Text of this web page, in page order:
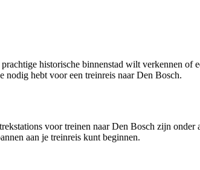
historische binnenstad wilt verkennen of
hebt voor een treinreis naar Den Bosch.
voor treinen naar Den Bosch zijn onder
aan je treinreis kunt beginnen.